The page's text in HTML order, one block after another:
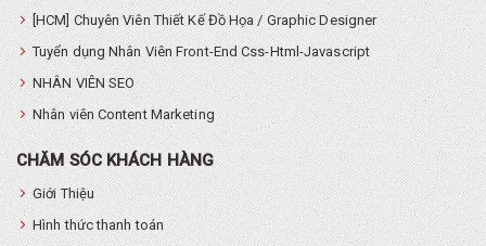
[HCM] Chuyên Viên Thiết Kế Đồ Họa / Graphic Designer
Tuyển dụng Nhân Viên Front-End Css-Html-Javascript
NHÂN VIÊN SEO
Nhân viên Content Marketing
CHĂM SÓC KHÁCH HÀNG
Giới Thiệu
Hình thức thanh toán